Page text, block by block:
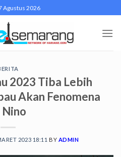
Agustus 2026
2023 Tiba Lebih
Akan Fenomena
Nino
2023 18:11 BY ADMIN